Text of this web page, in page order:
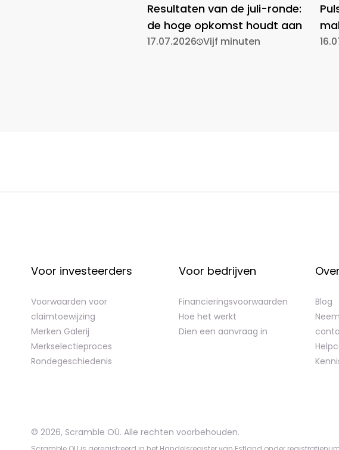
Resultaten van de juli-ronde:
de hoge opkomst houdt aan
17.07.2026 Vijf minuten
Voor investeerders
Voorwaarden voor
claimtoewijzing
Merken Galerij
Merkselectieproces
Rondegeschiedenis
Voor bedrijven
Financieringsvoorwaarden
Hoe het werkt
Dien een aanvraag in
Over
Blog
Neem
© 2026, Scramble OÜ. Alle rechten voorbehouden.